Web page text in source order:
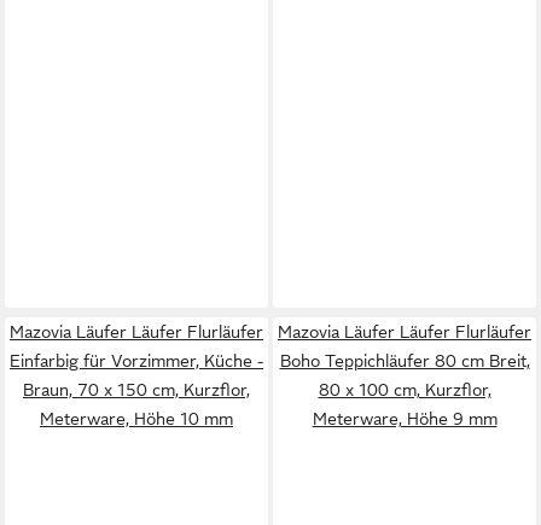
Mazovia Läufer Läufer Flurläufer
Einfarbig für Vorzimmer, Küche -
Braun, 70 x 150 cm, Kurzflor,
Meterware, Höhe 10 mm
Mazovia Läufer Läufer Flurläufer
Boho Teppichläufer 80 cm Breit,
80 x 100 cm, Kurzflor,
Meterware, Höhe 9 mm